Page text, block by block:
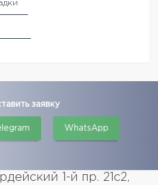
заявку
WhatsApp
1-й пр. 21с2,